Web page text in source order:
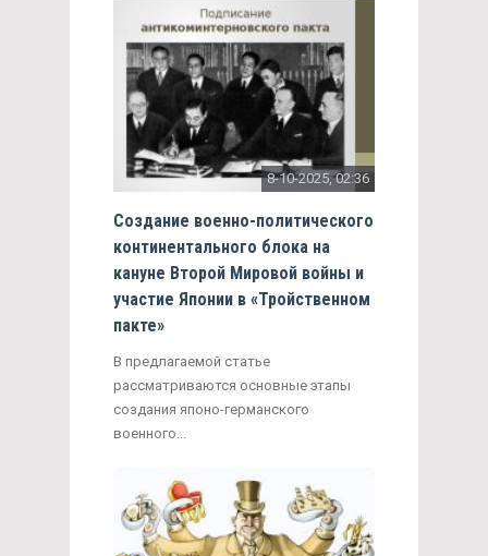
8-10-2025, 02:36
Создание военно-политического
континентального блока на
кануне Второй Мировой войны и
участие Японии в «Тройственном
пакте»
В предлагаемой статье
рассматриваются основные этапы
создания японо-германского
военного...